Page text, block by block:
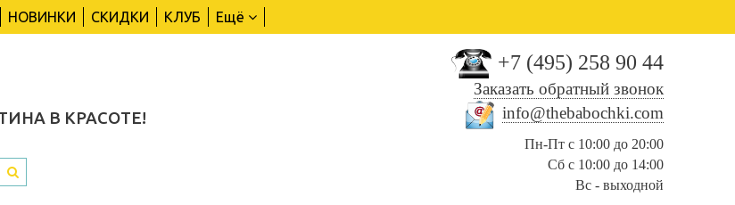
НОВИНКИ СКИДКИ КЛУБ Ещё
В КРАСОТЕ!
+7 (495) 258 90 44
Заказать обратный звонок
info@thebabochki.com
Пн-Пт с 10:00 до 20:00
Сб с 10:00 до 14:00
Вс - выходной